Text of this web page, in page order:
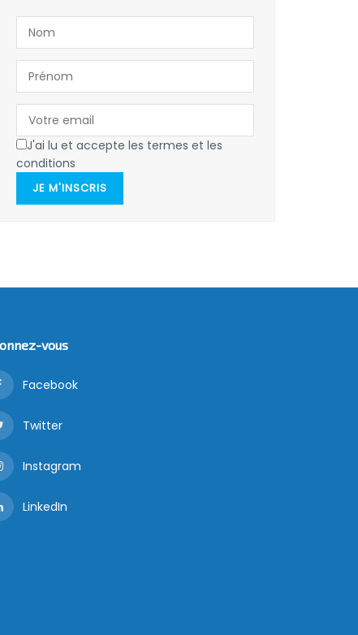
J'ai lu et accepte les termes et les
conditions
JE M'INSCRIS
vous
Facebook
Twitter
Instagram
LinkedIn